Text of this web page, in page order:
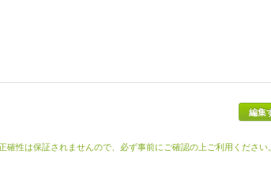
性は保証されませんので、必ず事前にご確認の上ご利用ください。